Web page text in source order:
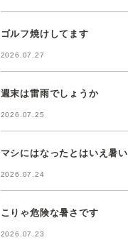
ゴルフ焼けしてます
2026.07.27
週末は雷雨でしょうか
2026.07.25
マシにはなったとはいえ暑い
2026.07.24
こりゃ危険な暑さです
2026.07.23